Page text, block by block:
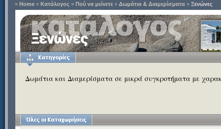
» Home » Κατάλογος » Πού να μείνετε » Δωμάτια & Διαμερίσματα » Ξενώνες
Ξενώνες
Δωμάτια και Διαμερίσματα σε μικρά συγκροτήματα με